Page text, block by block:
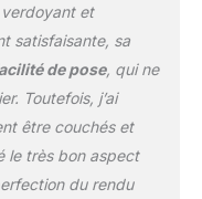
5% Installation
simplifiés: Lors de
installation, un
ou un balai
à éliminer le
à vous
les accessoires
pour
et
satisfaisante, sa
de pose, qui ne
Toutefois, j’ai
être couchés et
le très bon aspect
du rendu